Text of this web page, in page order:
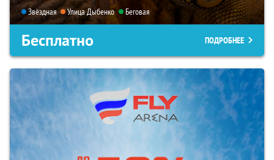
Звёздная Улица Дыбенко Беговая
Бесплатно ПОДРОБНЕЕ